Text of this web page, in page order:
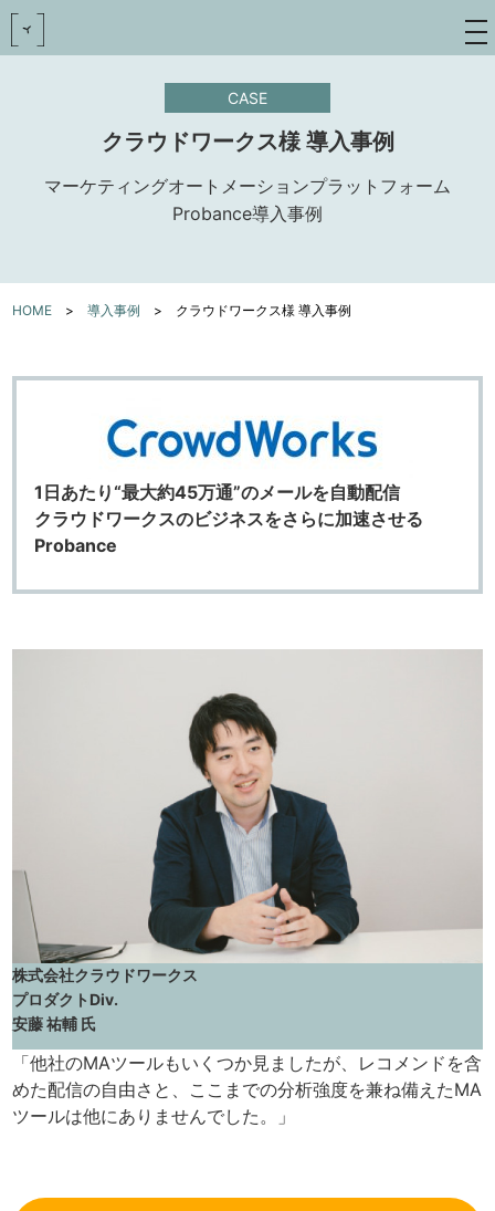
toggle
CASE
クラウドワークス様 導入事例
マーケティングオートメーションプラットフォーム
Probance導入事例
HOME >導入事例 > クラウドワークス様 導入事例
1日あたり“最大約45万通”のメールを自動配信
クラウドワークスのビジネスをさらに加速させる
Probance
株式会社クラウドワークス
プロダクトDiv.
安藤 祐輔 氏
「他社のMAツールもいくつか見ましたが、レコメンドを含
めた配信の自由さと、ここまでの分析強度を兼ね備えたMA
ツールは他にありませんでした。」